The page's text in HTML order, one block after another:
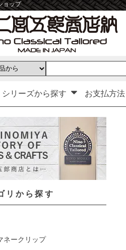
ョップ
シリーズから探す お支払方法
リから探す
ネークリップ